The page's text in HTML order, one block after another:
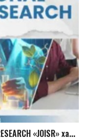
«JOISR» xa...